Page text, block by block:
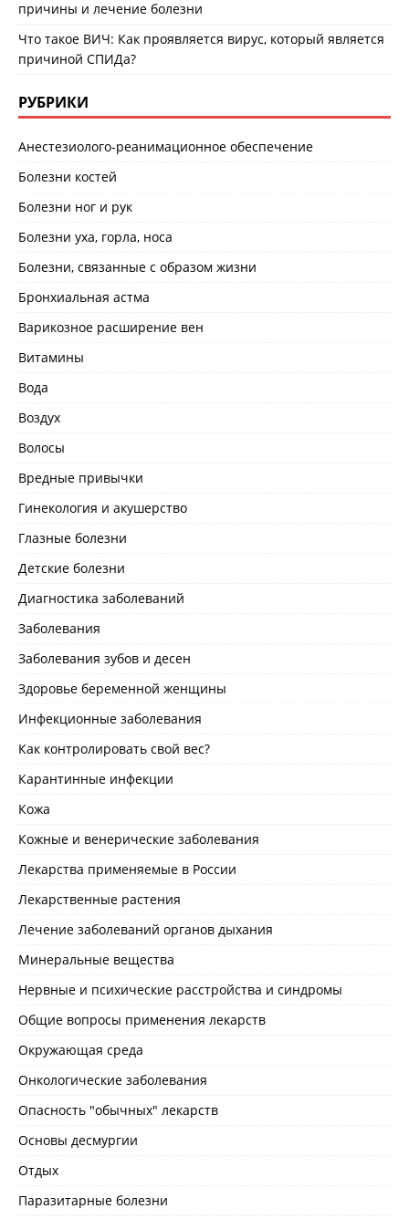
причины и лечение болезни
Что такое ВИЧ: Как проявляется вирус, который является
причиной СПИДа?
РУБРИКИ
Анестезиолого-реанимационное обеспечение
Болезни костей
Болезни ног и рук
Болезни уха, горла, носа
Болезни, связанные с образом жизни
Бронхиальная астма
Варикозное расширение вен
Витамины
Вода
Воздух
Волосы
Вредные привычки
Гинекология и акушерство
Глазные болезни
Детские болезни
Диагностика заболеваний
Заболевания
Заболевания зубов и десен
Здоровье беременной женщины
Инфекционные заболевания
Как контролировать свой вес?
Карантинные инфекции
Кожа
Кожные и венерические заболевания
Лекарства применяемые в России
Лекарственные растения
Лечение заболеваний органов дыхания
Минеральные вещества
Нервные и психические расстройства и синдромы
Общие вопросы применения лекарств
Окружающая среда
Онкологические заболевания
Опасность "обычных" лекарств
Основы десмургии
Отдых
Паразитарные болезни